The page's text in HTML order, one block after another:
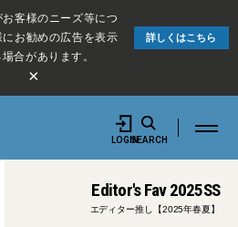
客様のニーズ等につ
お勧めの広告を表示
合があります。
詳しくはこちら
×
LOGINSEARCH
Editor's Fav 2025SS
エディター推し【2025年春夏】